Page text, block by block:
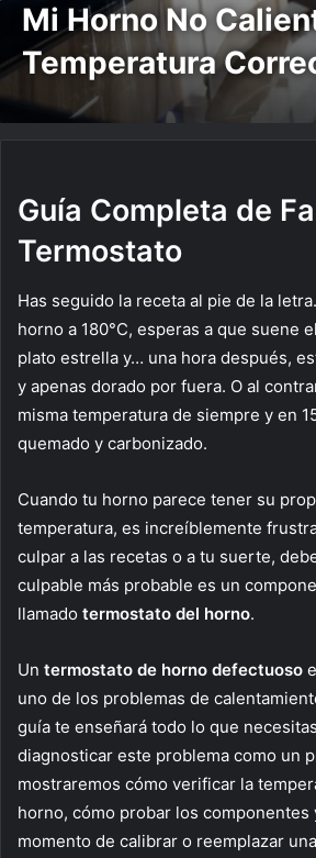
Mi Horno No
Temperatura
Guía Completa de
Termostato
Has seguido la receta al pie de la
horno a 180°C, esperas a que suene
plato estrella y… una hora después,
y apenas dorado por fuera. O al
misma temperatura de siempre y en
quemado y carbonizado.
Cuando tu horno parece tener su
temperatura, es increíblemente
culpar a las recetas o a tu suerte,
culpable más probable es un
llamado termostato del horno.
Un termostato de horno defectuoso
uno de los problemas de
guía te enseñará todo lo que
diagnosticar este problema como un
mostraremos cómo verificar la
horno, cómo probar los componentes
momento de calibrar o reemplazar